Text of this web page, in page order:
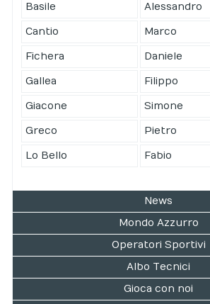
Basile Alessandro
Cantio Marco
Fichera Daniele
Gallea Filippo
Giacone Simone
Greco Pietro
Lo Bello Fabio
News
Mondo Azzurro
Operatori Sportivi
Albo Tecnici
Gioca con noi